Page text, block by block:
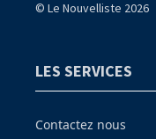
© Le Nouvelliste 2026
LES SERVICES
Contactez nous